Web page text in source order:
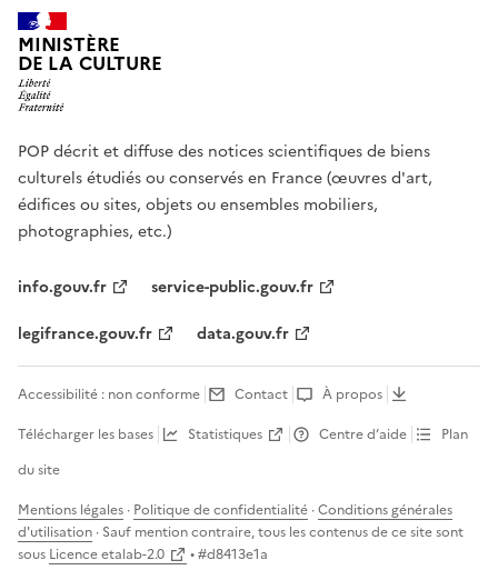
MINISTÈRE
DE LA CULTURE
POP décrit et diffuse des notices scientifiques de biens
culturels étudiés ou conservés en France (œuvres d'art,
édifices ou sites, objets ou ensembles mobiliers,
photographies, etc.)
info.gouv.fr
service-public.gouv.fr
legifrance.gouv.fr
data.gouv.fr
Accessibilité : non conforme Contact
À propos
Télécharger les bases
Statistiques Centre d’aide
Plan
du site
Mentions légales · Politique de confidentialité ·Conditions générales
d'utilisation · Sauf mention contraire, tous les contenus de ce site sont
sous Licence etalab-2.0 • #d8413e1a